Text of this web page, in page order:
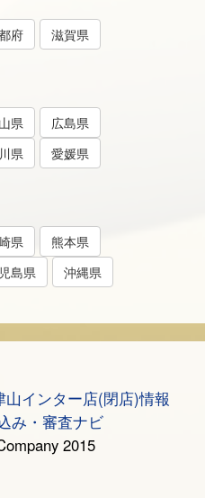
府
滋賀県
県
広島県
県
愛媛県
県
熊本県
島県 沖縄県
インター店(閉店)情報
み・審査ナビ
2015